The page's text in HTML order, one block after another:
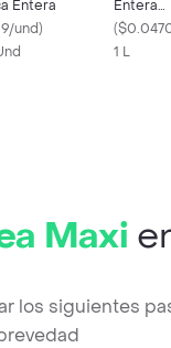
Entera
und)
Entera
(
1 L
Maxi
los siguientes